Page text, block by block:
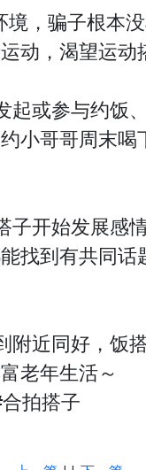
，骗子根本
动，渴望运
或参与约饭
小哥哥周末
开始发展感
找到有共同
近同好，饭
老年生活～
拍搭子